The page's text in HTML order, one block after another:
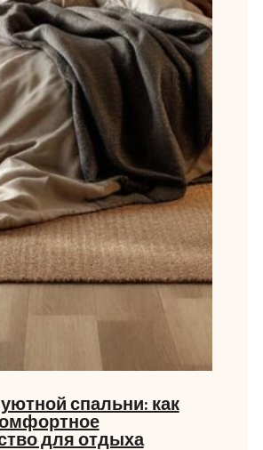
спальни: как
для отдыха